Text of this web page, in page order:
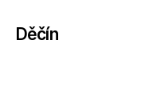
Děčín